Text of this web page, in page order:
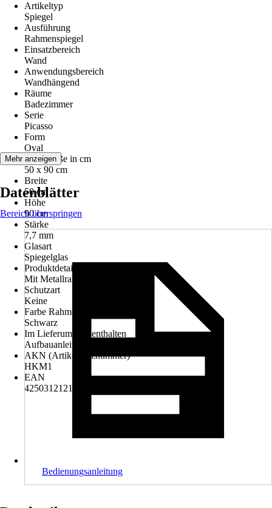
Artikeltyp
Spiegel
Ausführung
Rahmenspiegel
Einsatzbereich
Wand
Anwendungsbereich
Wandhängend
Räume
Badezimmer
Serie
Picasso
Form
Oval
Nenngröße in cm
50 x 90 cm
Breite
50 cm
Höhe
90 cm
Stärke
7,7 mm
Glasart
Spiegelglas
Produktdetails
Mit Metallrahmen
Schutzart
Keine
Farbe Rahmen
Schwarz
Im Lieferumfang enthalten
Aufbauanleitung, Befestigungsmaterial
AKN (Artikelkurznummer)
HKM1
EAN
4250312121863
Mehr anzeigen
Datenblätter
Bereich überspringen
Bedienungsanleitung